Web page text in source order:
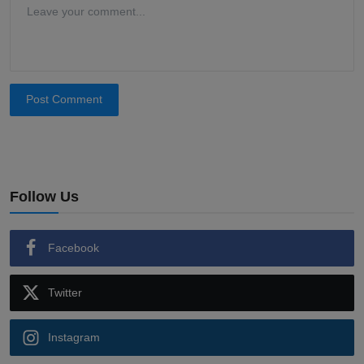
Post Comment
Follow Us
Facebook
Twitter
Instagram